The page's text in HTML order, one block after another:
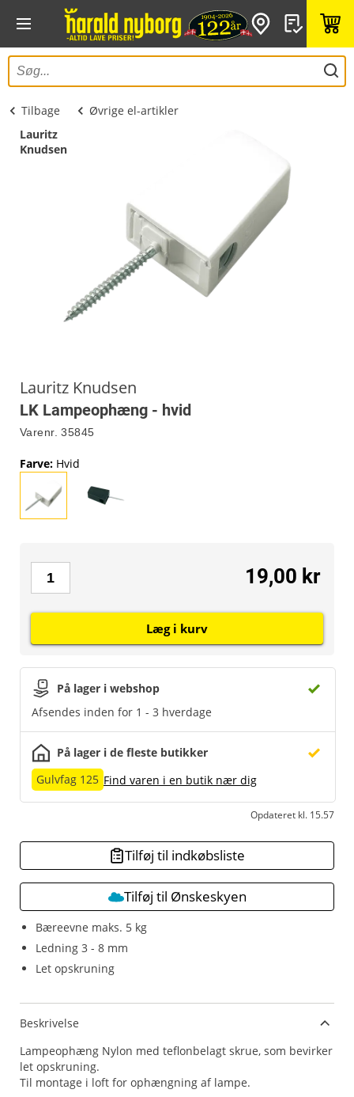
Tilbage
Øvrige el-artikler
Lauritz
Knudsen
Lauritz Knudsen
LK Lampeophæng - hvid
Varenr. 35845
Bæreevne maks. 5 kg
Ledning 3 - 8 mm
Let opskruning
Farve: Hvid
På lager i webshop
Afsendes inden for 1 - 3 hverdage
På lager i de fleste butikker
Gulvfag 125 Find varen i en butik nær dig
Opdateret kl. 15.57
19,00 kr
Læg i kurv
Tilføj til indkøbsliste
Tilføj til Ønskeskyen
Beskrivelse
Lampeophæng Nylon med teflonbelagt skrue, som bevirker
let opskruning.
Til montage i loft for ophængning af lampe.